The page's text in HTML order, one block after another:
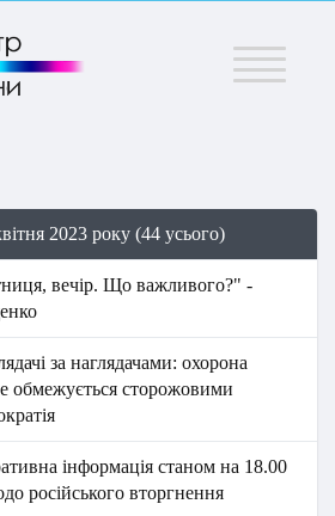
Меню
2023 року (44 усього)
вечір. Що важливого?" -
за наглядачами: охорона
обмежується сторожовими
інформація станом на 18.00
російського вторгнення